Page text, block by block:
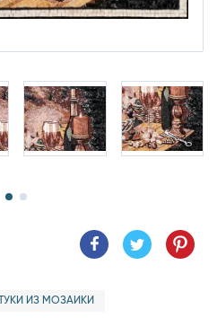
ИЗ МОЗАИКИ